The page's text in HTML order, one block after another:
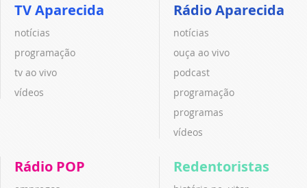
TV Aparecida
notícias
programação
tv ao vivo
vídeos
Rádio Aparecida
notícias
ouça ao vivo
podcast
programação
programas
vídeos
Rádio POP Redentoristas